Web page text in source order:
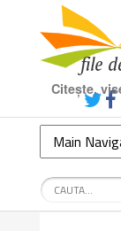
Citește,